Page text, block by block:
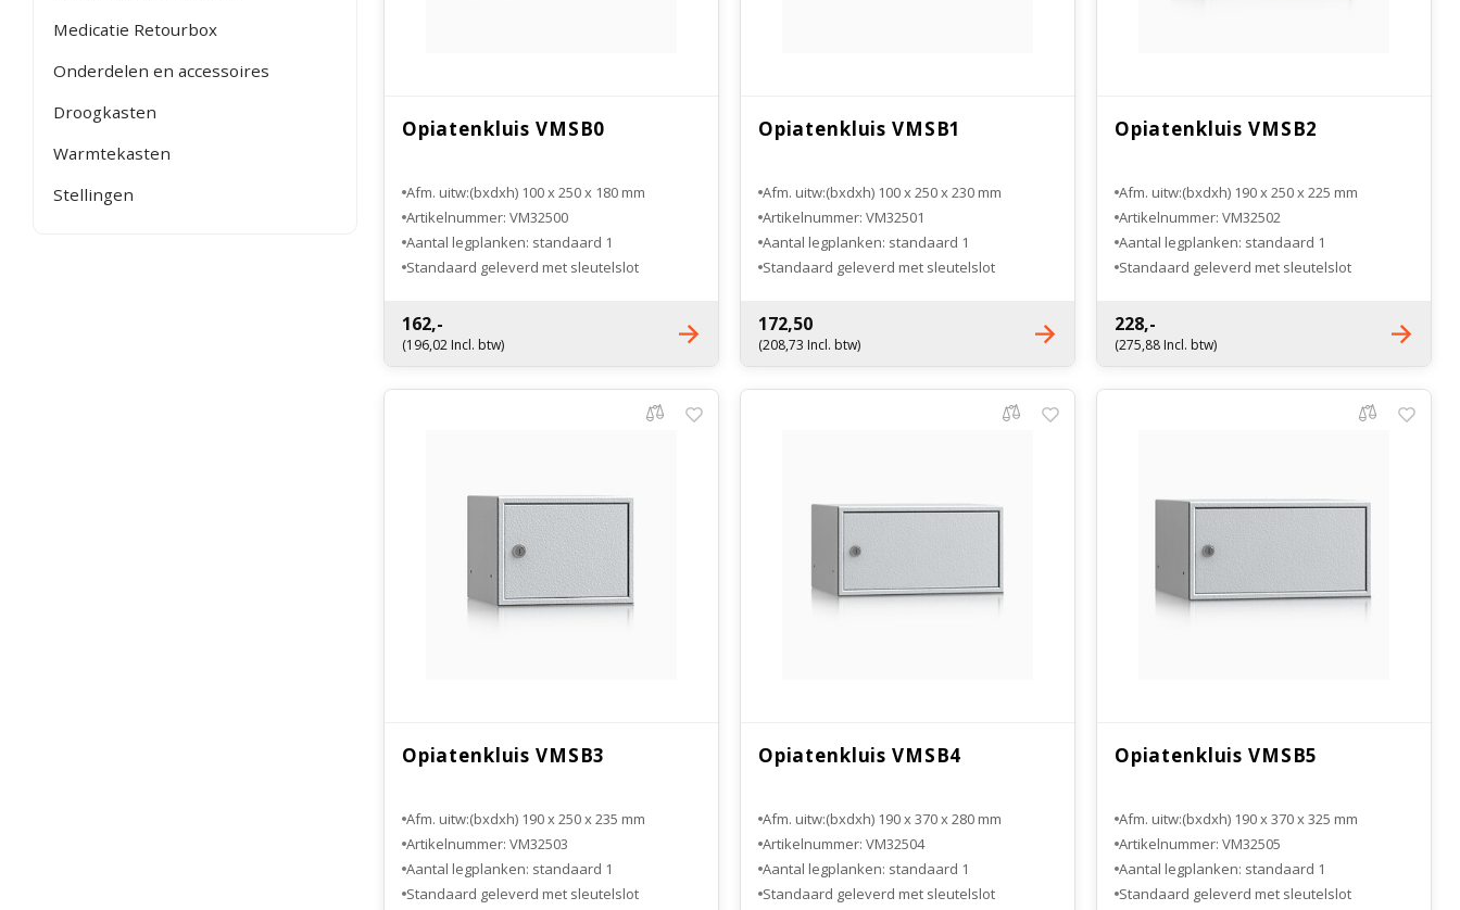
Medicatie Retourbox
Onderdelen en accessoires
Droogkasten
Warmtekasten
Stellingen
Opiatenkluis VMSB0
Afm. uitw:(bxdxh) 100 x 250 x 180 mm
Artikelnummer: VM32500
Aantal legplanken: standaard 1
Standaard geleverd met sleutelslot
162,-
(196,02 Incl. btw)
Opiatenkluis VMSB1
Afm. uitw:(bxdxh) 100 x 250 x 230 mm
Artikelnummer: VM32501
Aantal legplanken: standaard 1
Standaard geleverd met sleutelslot
172,50
(208,73 Incl. btw)
Opiatenkluis VMSB2
Afm. uitw:(bxdxh) 190 x 250 x 225 mm
Artikelnummer: VM32502
Aantal legplanken: standaard 1
Standaard geleverd met sleutelslot
228,-
(275,88 Incl. btw)
Opiatenkluis VMSB3
Afm. uitw:(bxdxh) 190 x 250 x 235 mm
Artikelnummer: VM32503
Aantal legplanken: standaard 1
Standaard geleverd met sleutelslot
Opiatenkluis VMSB4
Afm. uitw:(bxdxh) 190 x 370 x 280 mm
Artikelnummer: VM32504
Aantal legplanken: standaard 1
Standaard geleverd met sleutelslot
Opiatenkluis VMSB5
Afm. uitw:(bxdxh) 190 x 370 x 325 mm
Artikelnummer: VM32505
Aantal legplanken: standaard 1
Standaard geleverd met sleutelslot